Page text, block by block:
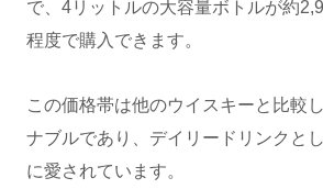
で、4リットルの大容量ボトルが約
程度で購入できます。
この価格帯は他のウイスキーと比較
ナブルであり、デイリードリンクと
に愛されています。